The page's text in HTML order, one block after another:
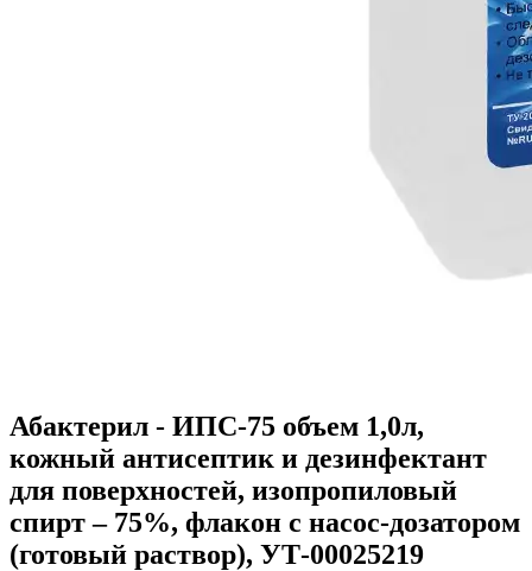
Абактерил - ИПС-75 объем 1,0л,
кожный антисептик и дезинфектант
для поверхностей, изопропиловый
спирт – 75%, флакон с насос-дозатором
(готовый раствор), УТ-00025219